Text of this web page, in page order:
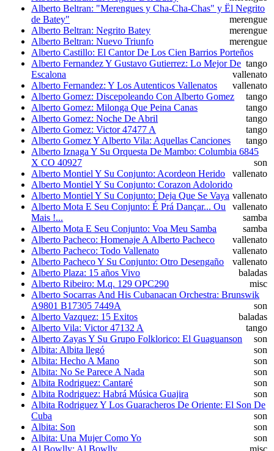
Alberto Beltran: "Merengues y Cha-Cha-Chas" y Ël Negrito
de Batey"
merengue
Alberto Beltran: Negrito Batey
merengue
Alberto Beltran: Nuevo Triunfo
merengue
Alberto Castillo: El Cantor De Los Cien Barrios Porteños
tango
Alberto Fernandez Y Gustavo Gutierrez: Lo Mejor De
Escalona
vallenato
Alberto Fernandez: Y Los Autenticos Vallenatos
vallenato
Alberto Gomez: Discepoleando Con Alberto Gomez
tango
Alberto Gomez: Milonga Que Peina Canas
tango
Alberto Gomez: Noche De Abril
tango
Alberto Gomez: Victor 47477 A
tango
Alberto Gomez Y Alberto Vila: Aquellas Canciones
tango
Alberto Iznaga Y Su Orquesta De Mambo: Columbia 6845
X CO 40927
son
Alberto Montiel Y Su Conjunto: Acordeon Herido
vallenato
Alberto Montiel Y Su Conjunto: Corazon Adolorido
vallenato
Alberto Montiel Y Su Conjunto: Deja Que Se Vaya
vallenato
Alberto Mota E Seu Conjunto: É Prá Dançar... Ou
Mais !...
samba
Alberto Mota E Seu Conjunto: Voa Meu Samba
samba
Alberto Pacheco: Homenaje A Alberto Pacheco
vallenato
Alberto Pacheco: Todo Vallenato
vallenato
Alberto Pacheco Y Su Conjunto: Otro Desengaño
vallenato
Alberto Plaza: 15 años Vivo
baladas
Alberto Ribeiro: M.q. 129 OPC290
misc
Alberto Socarras And His Cubanacan Orchestra: Brunswik
A9801 B17305 7449A
son
Alberto Vazquez: 15 Exitos
baladas
Alberto Vila: Victor 47132 A
tango
Alberto Zayas Y Su Grupo Folklorico: El Guaguanson
son
Albita: Albita llegó
son
Albita: Hecho A Mano
son
Albita: No Se Parece A Nada
son
Albita Rodriguez: Cantaré
son
Albita Rodriguez: Habrá Música Guajira
son
Albita Rodriguez Y Los Guaracheros De Oriente: El Son De
Cuba
son
Albita: Son
son
Albita: Una Mujer Como Yo
son
Al Bowlly: Al Bowlly
misc